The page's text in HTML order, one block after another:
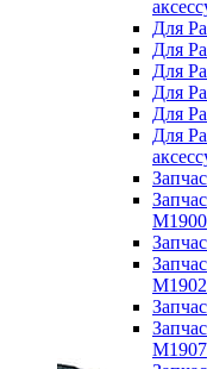
Для
Для
Для
Для
Для
Для
M1900
M1902
M1907